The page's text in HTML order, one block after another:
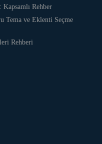
Rehber
Tema ve Eklenti Seçme
Rehberi